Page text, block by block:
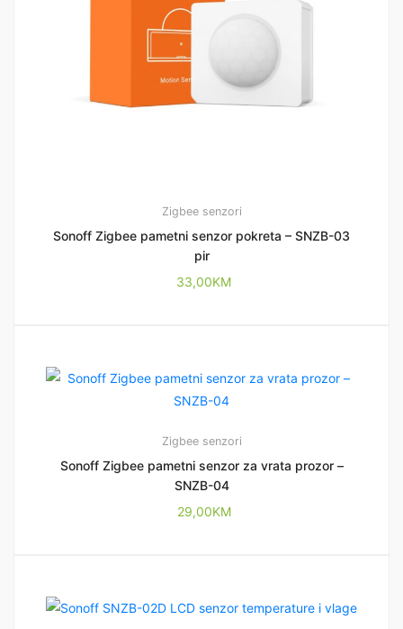
Zigbee senzori
Sonoff Zigbee pametni senzor pokreta – SNZB-03
pir
33,00KM
Zigbee senzori
Sonoff Zigbee pametni senzor za vrata prozor –
SNZB-04
29,00KM